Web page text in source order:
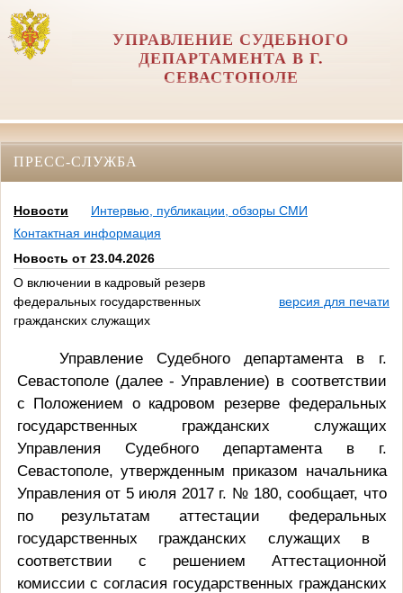
УПРАВЛЕНИЕ СУДЕБНОГО
ДЕПАРТАМЕНТА В Г.
СЕВАСТОПОЛЕ
ПРЕСС-СЛУЖБА
Новости
Интервью, публикации, обзоры СМИ
Контактная информация
Новость от 23.04.2026
О включении в кадровый резерв
федеральных государственных
гражданских служащих
версия для печати
Управление Судебного департамента в г.
Севастополе (далее - Управление) в соответствии
с Положением о кадровом резерве федеральных
государственных гражданских служащих
Управления Судебного департамента в г.
Севастополе, утвержденным приказом начальника
Управления от 5 июля 2017 г. № 180, сообщает, что
по результатам аттестации федеральных
государственных гражданских служащих в
соответствии с решением Аттестационной
комиссии с согласия государственных гражданских